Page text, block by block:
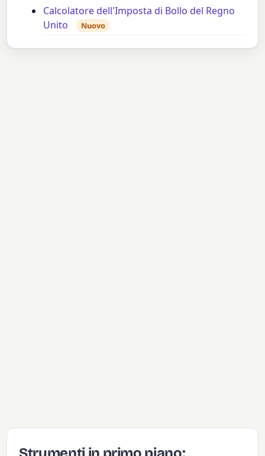
Calcolatore dell'Imposta di Bollo del Regno
Unito
Nuovo